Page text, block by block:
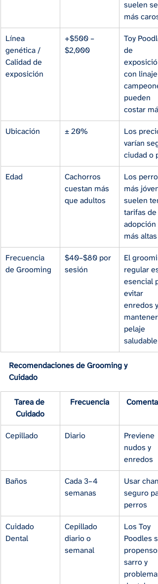
suelen ser
más caros
Línea
genética /
Calidad de
exposición
+$500 –
$2,000
Toy
de
con linaje
pueden
costar más
Ubicación ± 20%
Los
varían
ciudad o
Edad
Cachorros
cuestan más
que adultos
Los
más
suelen
tarifas de
adopción
más altas
Frecuencia
de Grooming
$40–$80 por
sesión
El
regular es
esencial
evitar
enredos y
mantener
pelaje
saludable
Recomendaciones de Grooming y
Cuidado
Tarea de
Cuidado
Frecuencia
Cepillado Diario
Previene
nudos y
enredos
Baños
Cada 3–4
semanas
Usar
seguro
perros
Cuidado
Dental
Cepillado
diario o
semanal
Los Toy
Poodles
sarro y
problemas